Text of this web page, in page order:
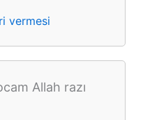
vermesi
Allah razı